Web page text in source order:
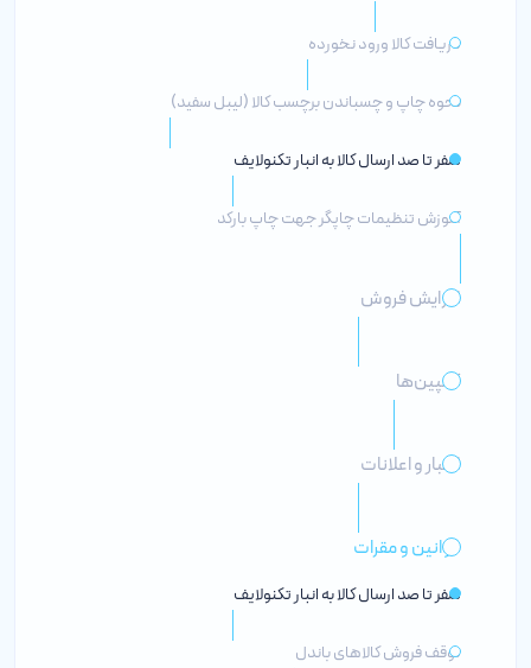
دریافت کالا ورود نخورده
نحوه چاپ و چسباندن برچسب کالا (لیبل سفید)
صفر تا صد ارسال کالا به انبار تکنولایف
آموزش تنظیمات چاپگر جهت چاپ بارکد
افزایش فروش
کمپین‌ها
اخبار و اعلانات
قوانین و مقرات
صفر تا صد ارسال کالا به انبار تکنولایف
توقف فروش کالاهای باندل